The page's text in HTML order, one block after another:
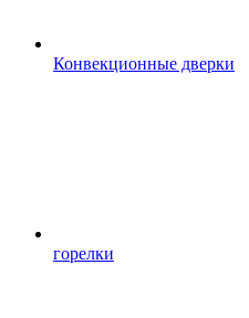
Конвекционные дверки
горелки